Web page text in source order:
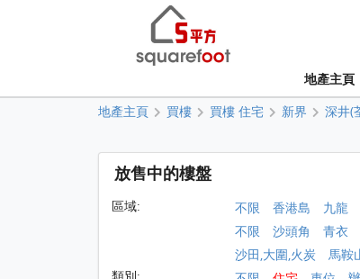
地產主頁
地產主頁 買樓 買樓 住宅 新界 深井(
放售中的樓盤
區域: 不限 香港島 九龍
不限
沙頭角 青衣
沙田,大圍,火炭
馬鞍